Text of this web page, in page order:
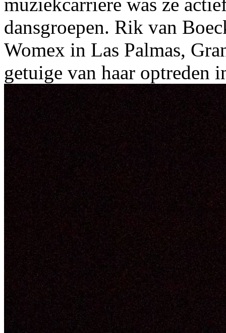
dansgroepen. Rik van
Womex in Las Palmas,
getuige van haar optreden